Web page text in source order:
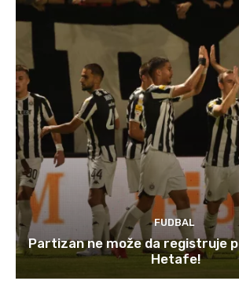
FUDBAL
Partizan ne može da registruje
Hetafe!